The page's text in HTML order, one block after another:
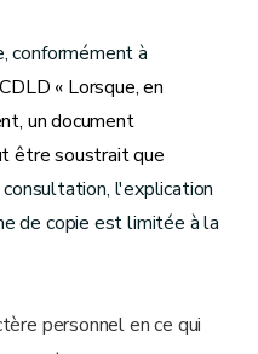
conformément à
« Lorsque, en
un document
être soustrait que
l'explication
de copie est limitée à la
personnel en ce qui